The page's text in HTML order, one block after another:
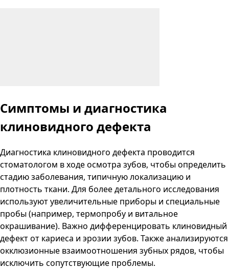
Симптомы и диагностика
клиновидного дефекта
Диагностика клиновидного дефекта проводится
стоматологом в ходе осмотра зубов, чтобы определить
стадию заболевания, типичную локализацию и
плотность ткани. Для более детального исследования
используют увеличительные приборы и специальные
пробы (например, термопробу и витальное
окрашивание). Важно дифференцировать клиновидный
дефект от кариеса и эрозии зубов. Также анализируются
окклюзионные взаимоотношения зубных рядов, чтобы
исключить сопутствующие проблемы.